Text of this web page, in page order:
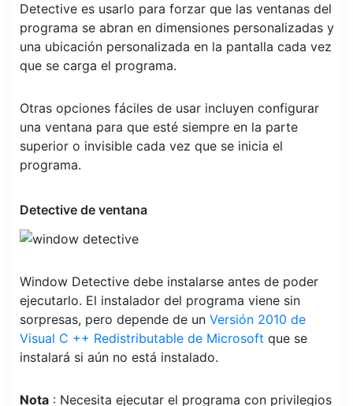
Detective es usarlo para forzar que las ventanas del
programa se abran en dimensiones personalizadas y
una ubicación personalizada en la pantalla cada vez
que se carga el programa.
Otras opciones fáciles de usar incluyen configurar
una ventana para que esté siempre en la parte
superior o invisible cada vez que se inicia el
programa.
Detective de ventana
Window Detective debe instalarse antes de poder
ejecutarlo. El instalador del programa viene sin
sorpresas, pero depende de un Versión 2010 de
Visual C ++ Redistributable de Microsoft que se
instalará si aún no está instalado.
Nota : Necesita ejecutar el programa con privilegios